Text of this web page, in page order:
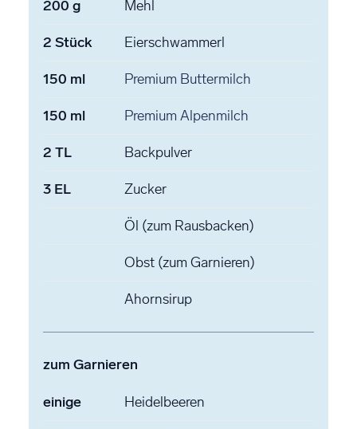
200 g Mehl
2 Stück Eierschwammerl
150 ml Premium Buttermilch
150 ml Premium Alpenmilch
2 TL Backpulver
3 EL Zucker
Öl (zum Rausbacken)
Obst (zum Garnieren)
Ahornsirup
zum Garnieren
einige Heidelbeeren